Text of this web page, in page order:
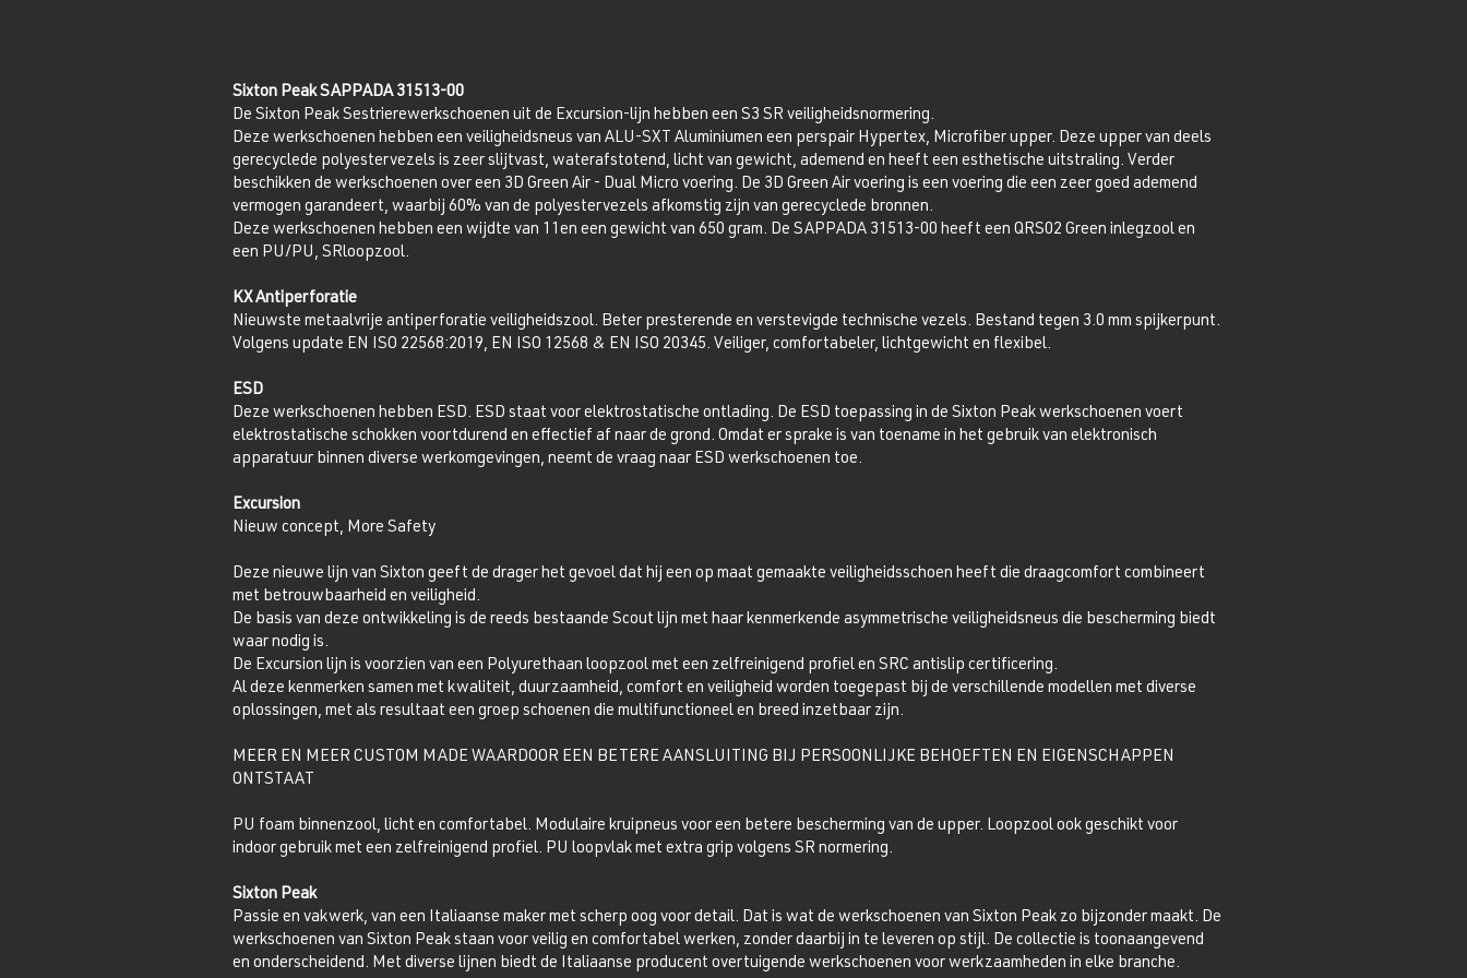
Sixton Peak SAPPADA 31513-00
De Sixton Peak Sestrierewerkschoenen uit de Excursion-lijn hebben een S3 SR veiligheidsnormering.
Deze werkschoenen hebben een veiligheidsneus van ALU-SXT Aluminiumen een perspair Hypertex, Microfiber upper. Deze upper van deels
gerecyclede polyestervezels is zeer slijtvast, waterafstotend, licht van gewicht, ademend en heeft een esthetische uitstraling. Verder
beschikken de werkschoenen over een 3D Green Air - Dual Micro voering. De 3D Green Air voering is een voering die een zeer goed ademend
vermogen garandeert, waarbij 60% van de polyestervezels afkomstig zijn van gerecyclede bronnen.
Deze werkschoenen hebben een wijdte van 11en een gewicht van 650 gram. De SAPPADA 31513-00 heeft een QRS02 Green inlegzool en
een PU/PU, SRloopzool.
KX Antiperforatie
Nieuwste metaalvrije antiperforatie veiligheidszool. Beter presterende en verstevigde technische vezels. Bestand tegen 3.0 mm spijkerpunt.
Volgens update EN ISO 22568:2019, EN ISO 12568 & EN ISO 20345. Veiliger, comfortabeler, lichtgewicht en flexibel.
ESD
Deze werkschoenen hebben ESD. ESD staat voor elektrostatische ontlading. De ESD toepassing in de Sixton Peak werkschoenen voert
elektrostatische schokken voortdurend en effectief af naar de grond. Omdat er sprake is van toename in het gebruik van elektronisch
apparatuur binnen diverse werkomgevingen, neemt de vraag naar ESD werkschoenen toe.
Excursion
Nieuw concept, More Safety
Deze nieuwe lijn van Sixton geeft de drager het gevoel dat hij een op maat gemaakte veiligheidsschoen heeft die draagcomfort combineert
met betrouwbaarheid en veiligheid.
De basis van deze ontwikkeling is de reeds bestaande Scout lijn met haar kenmerkende asymmetrische veiligheidsneus die bescherming biedt
waar nodig is.
De Excursion lijn is voorzien van een Polyurethaan loopzool met een zelfreinigend profiel en SRC antislip certificering.
Al deze kenmerken samen met kwaliteit, duurzaamheid, comfort en veiligheid worden toegepast bij de verschillende modellen met diverse
oplossingen, met als resultaat een groep schoenen die multifunctioneel en breed inzetbaar zijn.
MEER EN MEER CUSTOM MADE WAARDOOR EEN BETERE AANSLUITING BIJ PERSOONLIJKE BEHOEFTEN EN EIGENSCHAPPEN
ONTSTAAT
PU foam binnenzool, licht en comfortabel. Modulaire kruipneus voor een betere bescherming van de upper. Loopzool ook geschikt voor
indoor gebruik met een zelfreinigend profiel. PU loopvlak met extra grip volgens SR normering.
Sixton Peak
Passie en vakwerk, van een Italiaanse maker met scherp oog voor detail. Dat is wat de werkschoenen van Sixton Peak zo bijzonder maakt. De
werkschoenen van Sixton Peak staan voor veilig en comfortabel werken, zonder daarbij in te leveren op stijl. De collectie is toonaangevend
en onderscheidend. Met diverse lijnen biedt de Italiaanse producent overtuigende werkschoenen voor werkzaamheden in elke branche.